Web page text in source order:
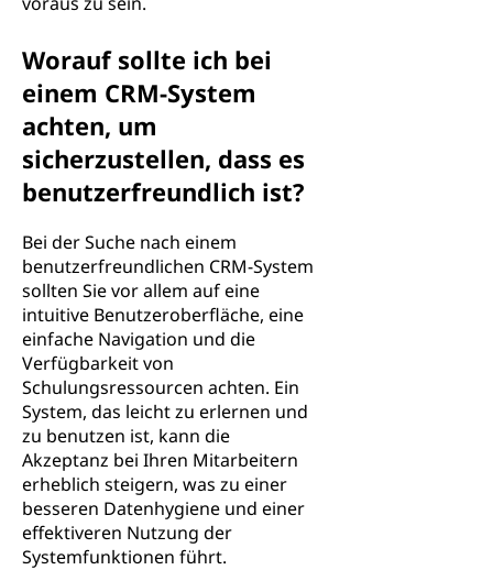
Worauf sollte ich bei
einem CRM-System
achten, um
sicherzustellen, dass es
benutzerfreundlich ist?
Bei der Suche nach einem
benutzerfreundlichen CRM-System
sollten Sie vor allem auf eine
intuitive Benutzeroberfläche, eine
einfache Navigation und die
Verfügbarkeit von
Schulungsressourcen achten. Ein
System, das leicht zu erlernen und
zu benutzen ist, kann die
Akzeptanz bei Ihren Mitarbeitern
erheblich steigern, was zu einer
besseren Datenhygiene und einer
effektiveren Nutzung der
Systemfunktionen führt.